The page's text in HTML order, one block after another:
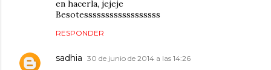
en hacerla, jejeje
Besotessssssssssssssssss
RESPONDER
sadhia 30 de junio de 2014 a las 14:26